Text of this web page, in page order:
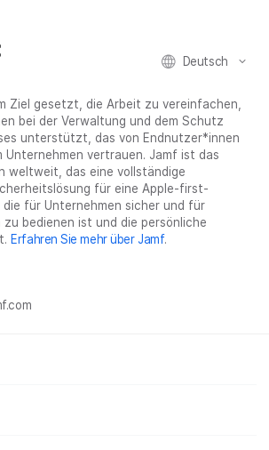
Deutsch
Ziel gesetzt, die Arbeit zu vereinfachen,
bei der Verwaltung und dem Schutz
unterstützt, das von Endnutzer*innen
Unternehmen vertrauen. Jamf ist das
weltweit, das eine vollständige
für eine Apple-first-
für Unternehmen sicher und für
bedienen ist und die persönliche
Erfahren Sie mehr über Jamf.